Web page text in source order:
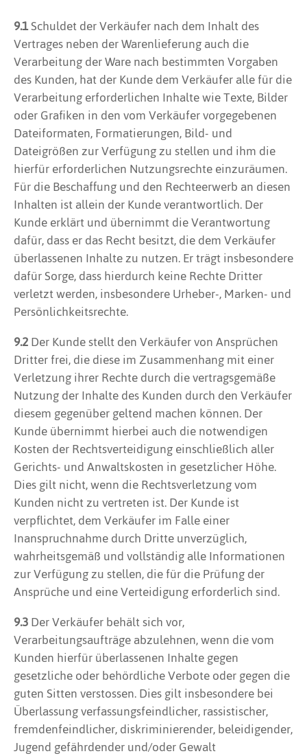
9.1Schuldet der Verkäufer nach dem Inhalt des
Vertrages neben der Warenlieferung auch die
Verarbeitung der Ware nach bestimmten Vorgaben
des Kunden, hat der Kunde dem Verkäufer alle für die
Verarbeitung erforderlichen Inhalte wie Texte, Bilder
oder Grafiken in den vom Verkäufer vorgegebenen
Dateiformaten, Formatierungen, Bild- und
Dateigrößen zur Verfügung zu stellen und ihm die
hierfür erforderlichen Nutzungsrechte einzuräumen.
Für die Beschaffung und den Rechteerwerb an diesen
Inhalten ist allein der Kunde verantwortlich. Der
Kunde erklärt und übernimmt die Verantwortung
dafür, dass er das Recht besitzt, die dem Verkäufer
überlassenen Inhalte zu nutzen. Er trägt insbesondere
dafür Sorge, dass hierdurch keine Rechte Dritter
verletzt werden, insbesondere Urheber-, Marken- und
Persönlichkeitsrechte.
9.2Der Kunde stellt den Verkäufer von Ansprüchen
Dritter frei, die diese im Zusammenhang mit einer
Verletzung ihrer Rechte durch die vertragsgemäße
Nutzung der Inhalte des Kunden durch den Verkäufer
diesem gegenüber geltend machen können. Der
Kunde übernimmt hierbei auch die notwendigen
Kosten der Rechtsverteidigung einschließlich aller
Gerichts- und Anwaltskosten in gesetzlicher Höhe.
Dies gilt nicht, wenn die Rechtsverletzung vom
Kunden nicht zu vertreten ist. Der Kunde ist
verpflichtet, dem Verkäufer im Falle einer
Inanspruchnahme durch Dritte unverzüglich,
wahrheitsgemäß und vollständig alle Informationen
zur Verfügung zu stellen, die für die Prüfung der
Ansprüche und eine Verteidigung erforderlich sind.
9.3Der Verkäufer behält sich vor,
Verarbeitungsaufträge abzulehnen, wenn die vom
Kunden hierfür überlassenen Inhalte gegen
gesetzliche oder behördliche Verbote oder gegen die
guten Sitten verstossen. Dies gilt insbesondere bei
Überlassung verfassungsfeindlicher, rassistischer,
fremdenfeindlicher, diskriminierender, beleidigender,
Jugend gefährdender und/oder Gewalt